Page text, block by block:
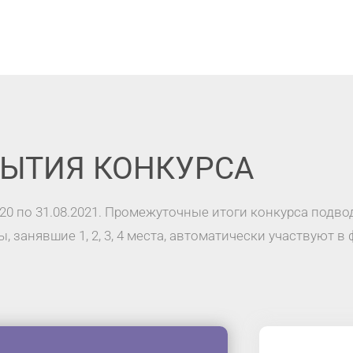
КОНКУРСА
по 31.08.2021. Промежуточные итоги конкурса
1, 2, 3, 4 места, автоматически участвуют в